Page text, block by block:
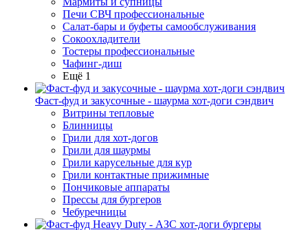
Печи СВЧ профессиональные
Салат-бары и буфеты самообслуживания
Сокоохладители
Тостеры профессиональные
Чафинг-диш
Ещё 1
Фаст-фуд и закусочные - шаурма хот-доги сэндвич
Витрины тепловые
Блинницы
Грили для хот-догов
Грили для шаурмы
Грили карусельные для кур
Грили контактные прижимные
Пончиковые аппараты
Прессы для бургеров
Чебуречницы